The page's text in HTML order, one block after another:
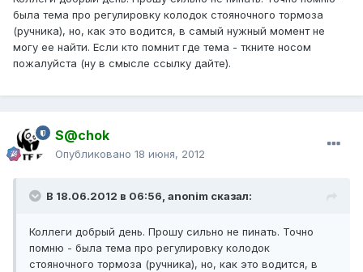
была тема про регулировку колодок стояночного тормоза
(ручника), но, как это водится, в самый нужный момент не
могу ее найти. Если кто помнит где тема - ткните носом
пожалуйста (ну в смысле ссылку дайте).
S@chok
Опубликовано 18 июня, 2012
В 18.06.2012 в 06:56, anonim сказал:
Коллеги добрый день. Прошу сильно не пинать. Точно
помню - была тема про регулировку колодок
стояночного тормоза (ручника), но, как это водится, в